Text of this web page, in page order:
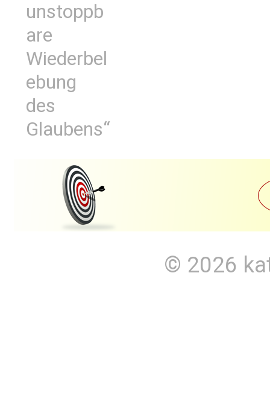
unstoppb
are
Wiederbel
ebung
des
Glaubens“
© 2026